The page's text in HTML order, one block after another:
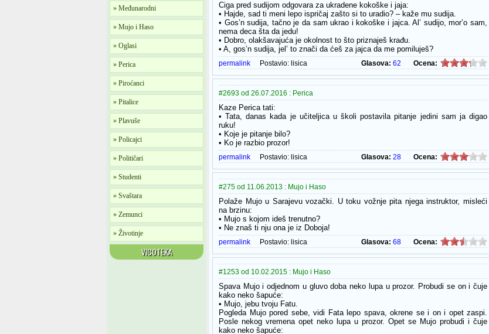
» Međunarodni
» Mujo i Haso
» Oglasi
» Perica
» Piroćanci
» Pitalice
» Plavuše
» Policajci
» Političari
» Studenti
» Svaštara
» Zemunci
» Životinje
VICOTEKA
Ciga pred sudijom odgovara za ukradene kokoške i jaja:
• Hajde, sad ti meni lepo ispričaj zašto si to uradio? – kaže mu sudija.
• Gos’n sudija, tačno je da sam ukrao i kokoške i jajca. Al’ sudijo, mor’o sam,
nema deca šta da jedu!
• Dobro, olakšavajuća je okolnost to što priznaješ krađu.
• A, gos’n sudija, jel’ to znači da ćeš za jajca da me pomiluješ?
permalink Postavio: lisica Glasova: 62 Ocena:
#2693 od 26.07.2016 : Perica
Kaze Perica tati:
• Tata, danas kada je učiteljica u školi postavila pitanje jedini sam ja digao
ruku!
• Koje je pitanje bilo?
• Ko je razbio prozor!
permalink Postavio: lisica Glasova: 28 Ocena:
#275 od 11.06.2013 : Mujo i Haso
Polaže Mujo u Sarajevu vozački. U toku vožnje pita njega instruktor, misleći
na brzinu:
• Mujo s kojom ideš trenutno?
• Ne znaš ti nju ona je iz Doboja!
permalink Postavio: lisica Glasova: 68 Ocena:
#1253 od 10.02.2015 : Mujo i Haso
Spava Mujo i odjednom u gluvo doba neko lupa u prozor. Probudi se on i čuje
kako neko šapuće:
• Mujo, jebu tvoju Fatu.
Pogleda Mujo pored sebe, vidi Fata lepo spava, okrene se i on i opet zaspi.
Posle nekog vremena opet neko lupa u prozor. Opet se Mujo probudi i čuje
kako neko šapuće: